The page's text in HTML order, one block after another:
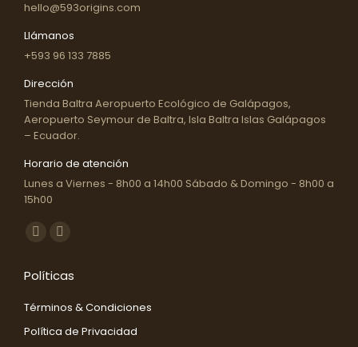
hello@593origins.com
Llámanos
+593 96 133 7885
Dirección
Tienda Baltra Aeropuerto Ecológico de Galápagos,
Aeropuerto Seymour de Baltra, Isla Baltra Islas Galápagos
– Ecuador.
Horario de atención
Lunes a Viernes - 8h00 a 14h00 Sábado & Domingo - 8h00 a
15h00
Encuéntranos en:
enlace
en
una
enlace
en
una
Políticas
Términos & Condiciones
Política de Privacidad